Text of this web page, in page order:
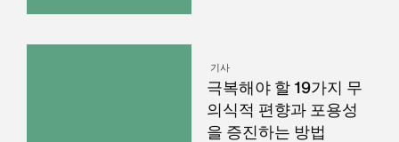
기사
극복해야 할 19가지 무
의식적 편향과 포용성
을 증진하는 방법